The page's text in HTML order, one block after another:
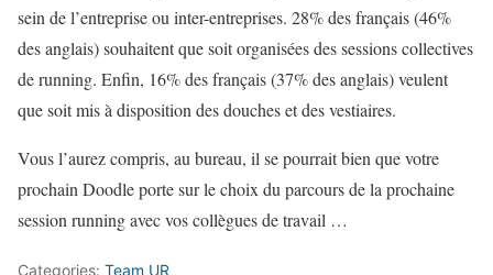
sein de l’entreprise ou inter-entreprises. 28% des français (46%
des anglais) souhaitent que soit organisées des sessions collectives
de running. Enfin, 16% des français (37% des anglais) veulent
que soit mis à disposition des douches et des vestiaires.
Vous l’aurez compris, au bureau, il se pourrait bien que votre
prochain Doodle porte sur le choix du parcours de la prochaine
session running avec vos collègues de travail …
Categories: Team UR